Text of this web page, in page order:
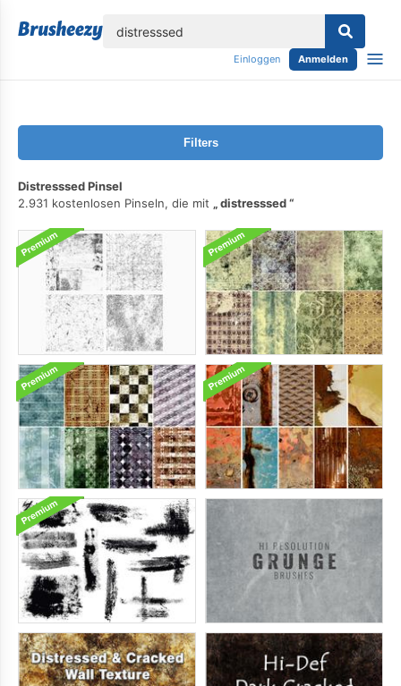
Einloggen Anmelden
Filters
Distresssed Pinsel
2.931 kostenlosen Pinseln, die mit
distresssed